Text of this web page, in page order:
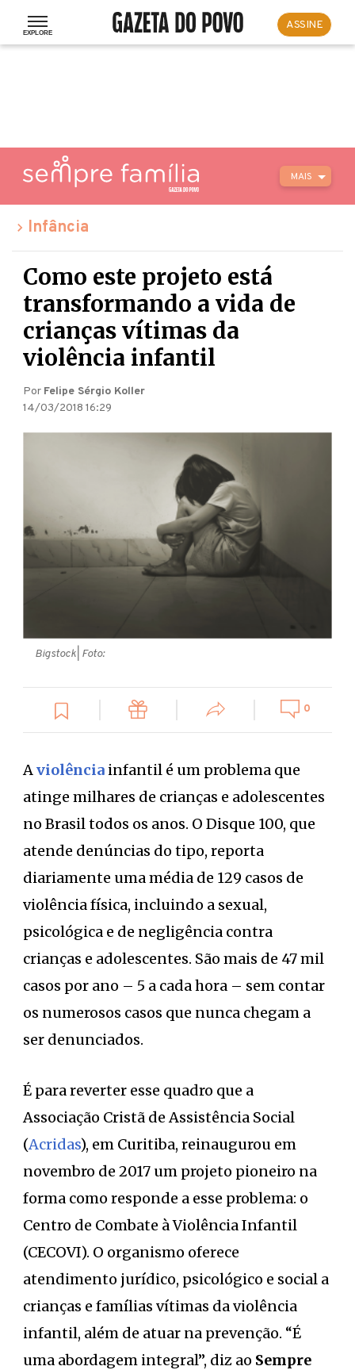
ASSINE
MAIS
Infância
Como este projeto está
transformando a vida de
crianças vítimas da
violência infantil
Por Felipe Sérgio Koller
14/03/2018 16:29
Bigstock | Foto:
0
Aviolência infantil é um problema que
atinge milhares de crianças e adolescentes
no Brasil todos os anos. O Disque 100, que
atende denúncias do tipo, reporta
diariamente uma média de 129 casos de
violência física, incluindo a sexual,
psicológica e de negligência contra
crianças e adolescentes. São mais de 47 mil
casos por ano – 5 a cada hora – sem contar
os numerosos casos que nunca chegam a
ser denunciados.
É para reverter esse quadro que a
Associação Cristã de Assistência Social
(Acridas), em Curitiba, reinaugurou em
novembro de 2017 um projeto pioneiro na
forma como responde a esse problema: o
Centro de Combate à Violência Infantil
(CECOVI). O organismo oferece
atendimento jurídico, psicológico e social a
crianças e famílias vítimas da violência
infantil, além de atuar na prevenção. “É
uma abordagem integral”, diz ao Sempre